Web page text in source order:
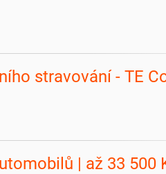
stravování - TE
| až 33 500